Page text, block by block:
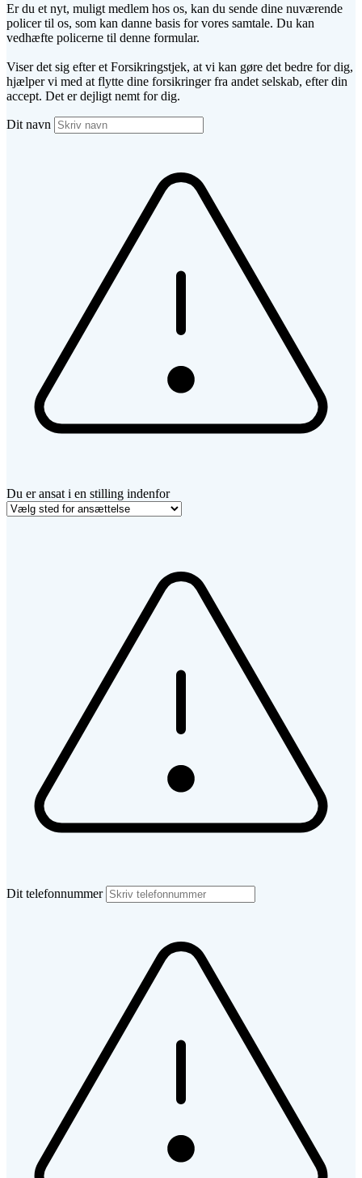
Er du et nyt, muligt medlem hos os, kan du sende dine nuværende
policer til os, som kan danne basis for vores samtale. Du kan
vedhæfte policerne til denne formular.
Viser det sig efter et Forsikringstjek, at vi kan gøre det bedre for dig,
hjælper vi med at flytte dine forsikringer fra andet selskab, efter din
accept. Det er dejligt nemt for dig.
Dit navn
Du er ansat i en stilling indenfor
Dit telefonnummer